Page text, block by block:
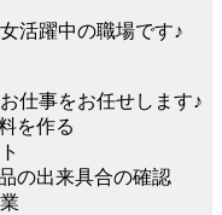
活躍中の職場です♪
仕事をお任せします♪
を作る
の出来具合の確認